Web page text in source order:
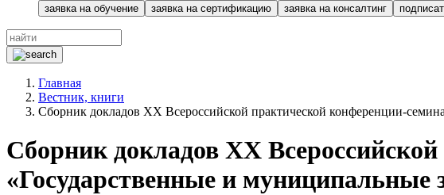
заявка на обучение заявка на сертификацию заявка на консалтинг
Главная
Вестник, книги
Сборник докладов XX Всероссийской практической конференции-
Сборник докладов XX
«Государственные и муниципальные